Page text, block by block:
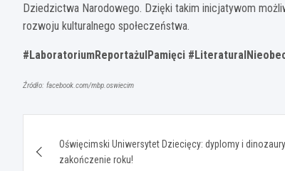
Dziedzictwa Narodowego. Dzięki takim inicjatywom
rozwoju kulturalnego społeczeństwa.
#LaboratoriumReportażuIPamięci
Źródło: facebook.com/mbp.oswiecim
wpisu
Oświęcimski Uniwersytet Dziecięcy: dyplomy i
zakończenie roku!